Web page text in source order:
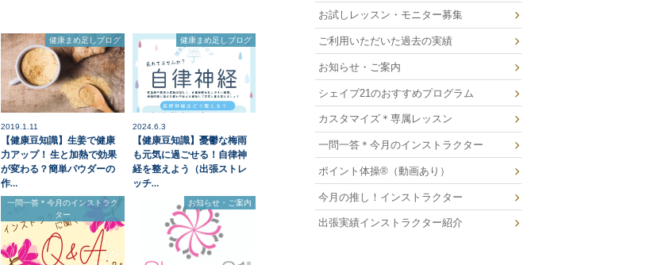
健康まめ足しブログ
2019.1.11
【健康豆知識】生姜で健康
力アップ！ 生と加熱で効果
が変わる？簡単パウダーの
作…
健康まめ足しブログ
2024.6.3
【健康豆知識】憂鬱な梅雨
も元気に過ごせる！自律神
経を整えよう（出張ストレ
ッチ…
一問一答＊今月のインストラク
ター
お知らせ・ご案内
お試しレッスン・モニター募集
ご利用いただいた過去の実績
お知らせ・ご案内
シェイプ21のおすすめプログラム
カスタマイズ＊専属レッスン
一問一答＊今月のインストラクター
ポイント体操®（動画あり）
今月の推し！インストラクター
出張実績インストラクター紹介